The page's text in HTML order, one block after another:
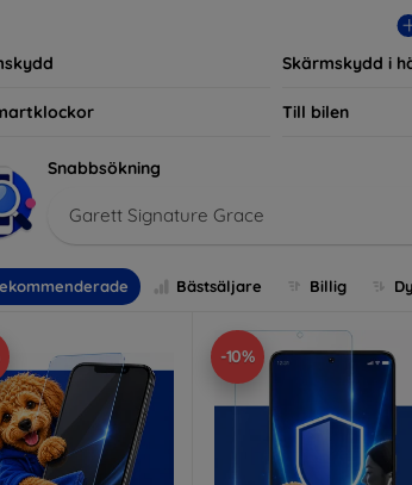
vilket säkerställer att varje kund hittar det
Skärmskydd i
Till bilen
Snabbsökning
Garett Signature Grace
Bästsäljare Billig
-10%